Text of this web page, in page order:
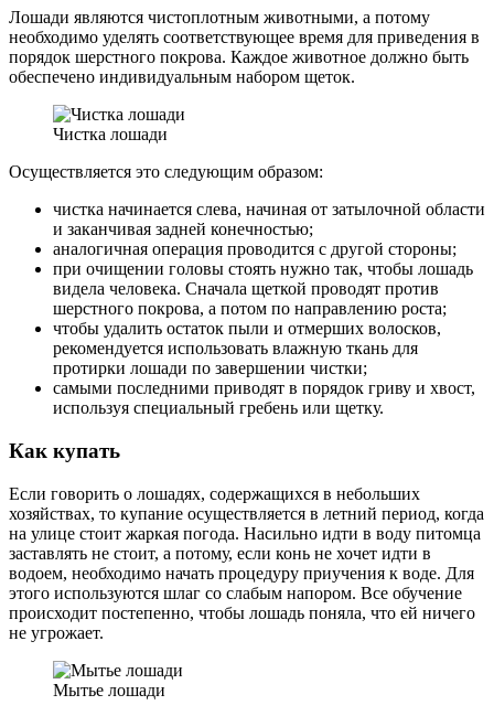
Лошади являются чистоплотным животными, а потому
необходимо уделять соответствующее время для приведения в
порядок шерстного покрова. Каждое животное должно быть
обеспечено индивидуальным набором щеток.
Чистка лошади
Осуществляется это следующим образом:
чистка начинается слева, начиная от затылочной области
и заканчивая задней конечностью;
аналогичная операция проводится с другой стороны;
при очищении головы стоять нужно так, чтобы лошадь
видела человека. Сначала щеткой проводят против
шерстного покрова, а потом по направлению роста;
чтобы удалить остаток пыли и отмерших волосков,
рекомендуется использовать влажную ткань для
протирки лошади по завершении чистки;
самыми последними приводят в порядок гриву и хвост,
используя специальный гребень или щетку.
Как купать
Если говорить о лошадях, содержащихся в небольших
хозяйствах, то купание осуществляется в летний период, когда
на улице стоит жаркая погода. Насильно идти в воду питомца
заставлять не стоит, а потому, если конь не хочет идти в
водоем, необходимо начать процедуру приучения к воде. Для
этого используются шлаг со слабым напором. Все обучение
происходит постепенно, чтобы лошадь поняла, что ей ничего
не угрожает.
Мытье лошади